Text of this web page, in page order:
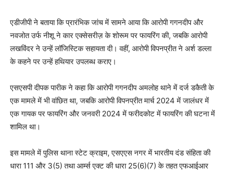
एडीजीपी ने बताया कि प्रारंभिक जांच में सामने आया कि आरोपी गगनदीप और
नवजोत उर्फ नीशू ने कार एक्सेसरीज़ के शोरूम पर फायरिंग की, जबकि आरोपी
लखविंदर ने उन्हें लॉजिस्टिक सहायता दी। वहीं, आरोपी विपनप्रीत ने अर्श डल्ला
के कहने पर उन्हें हथियार उपलब्ध कराए।
एसएसपी दीपक पारीक ने कहा कि आरोपी गगनदीप अमलोह थाने में दर्ज डकैती के
एक मामले में भी वांछित था, जबकि आरोपी विपनप्रीत मार्च 2024 में जालंधर में
एक गायक पर फायरिंग और जनवरी 2024 में फरीदकोट में फायरिंग की घटना में
शामिल था।
इस मामले में पुलिस थाना स्टेट क्राइम, एसएएस नगर में भारतीय दंड संहिता की
धारा 111 और 3(5) तथा आर्म्स एक्ट की धारा 25(6)(7) के तहत एफआईआर